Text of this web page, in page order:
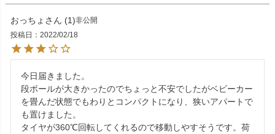
おっちょ 1 非公開
投稿日
2022/02/18
今日届きました。
段ボールが大きかったのでちょっと不安でしたがベビーカー
を畳んだ状態でもわりとコンパクトになり、狭いアパートで
も置けました。
タイヤが360℃回転してくれるので移動しやすそうです。荷